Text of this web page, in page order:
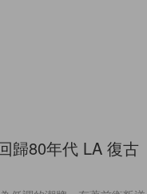
歸80年代 LA 復古